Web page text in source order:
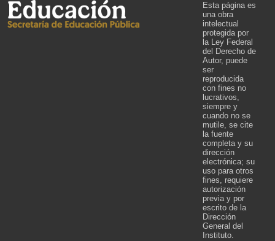
Esta página es
una obra
intelectual
protegida por
la Ley Federal
del Derecho de
Autor, puede
ser
reproducida
con fines no
lucrativos,
siempre y
cuando no se
mutile, se cite
la fuente
completa y su
dirección
electrónica; su
uso para otros
fines, requiere
autorización
previa y por
escrito de la
Dirección
General del
Instituto.